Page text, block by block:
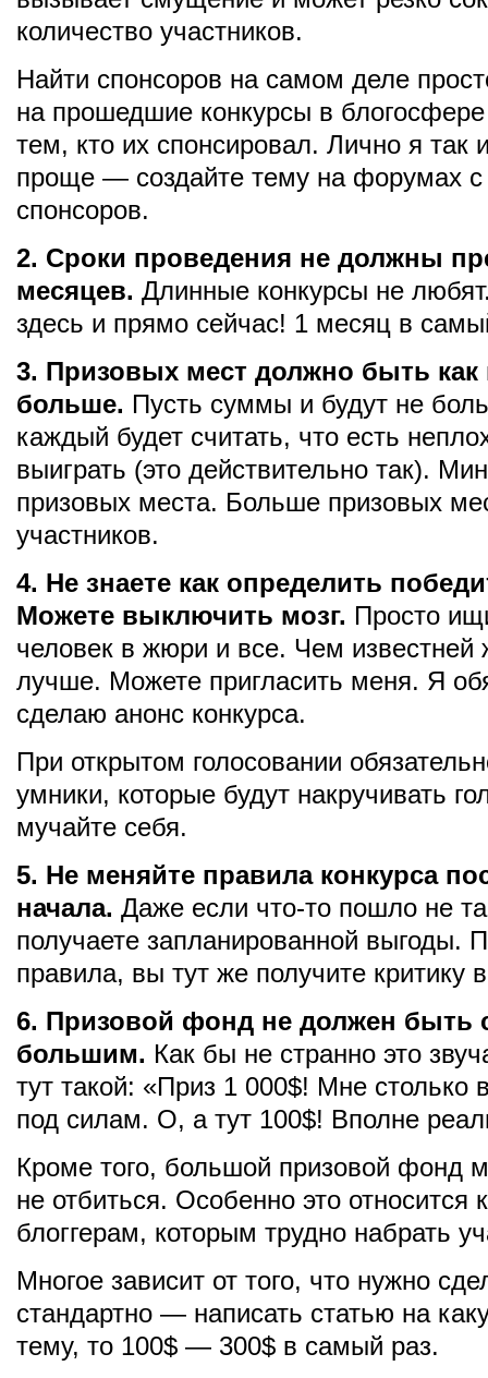
количество участников.
Найти спонсоров на самом деле
на прошедшие конкурсы в
тем, кто их спонсировал. Лично я
проще — создайте тему на форумах с
спонсоров.
2. Сроки проведения не должны
месяцев. Длинные конкурсы не
здесь и прямо сейчас! 1 месяц в
3. Призовых мест должно быть
больше. Пусть суммы и будут не
каждый будет считать, что есть
выиграть (это действительно так).
призовых места. Больше призовых
участников.
4. Не знаете как определить
Можете выключить мозг. Просто
человек в жюри и все. Чем
лучше. Можете пригласить меня. Я
сделаю анонс конкурса.
При открытом голосовании
умники, которые будут накручивать
мучайте себя.
5. Не меняйте правила конкурса
начала. Даже если что-то пошло не
получаете запланированной выгоды.
правила, вы тут же получите критику
6. Призовой фонд не должен быть
большим. Как бы не странно это
тут такой: «Приз 1 000$! Мне столько
под силам. О, а тут 100$! Вполне
Кроме того, большой призовой фонд
не отбиться. Особенно это
блоггерам, которым трудно набрать
Многое зависит от того, что нужно
стандартно — написать статью на
тему, то 100$ — 300$ в самый раз.